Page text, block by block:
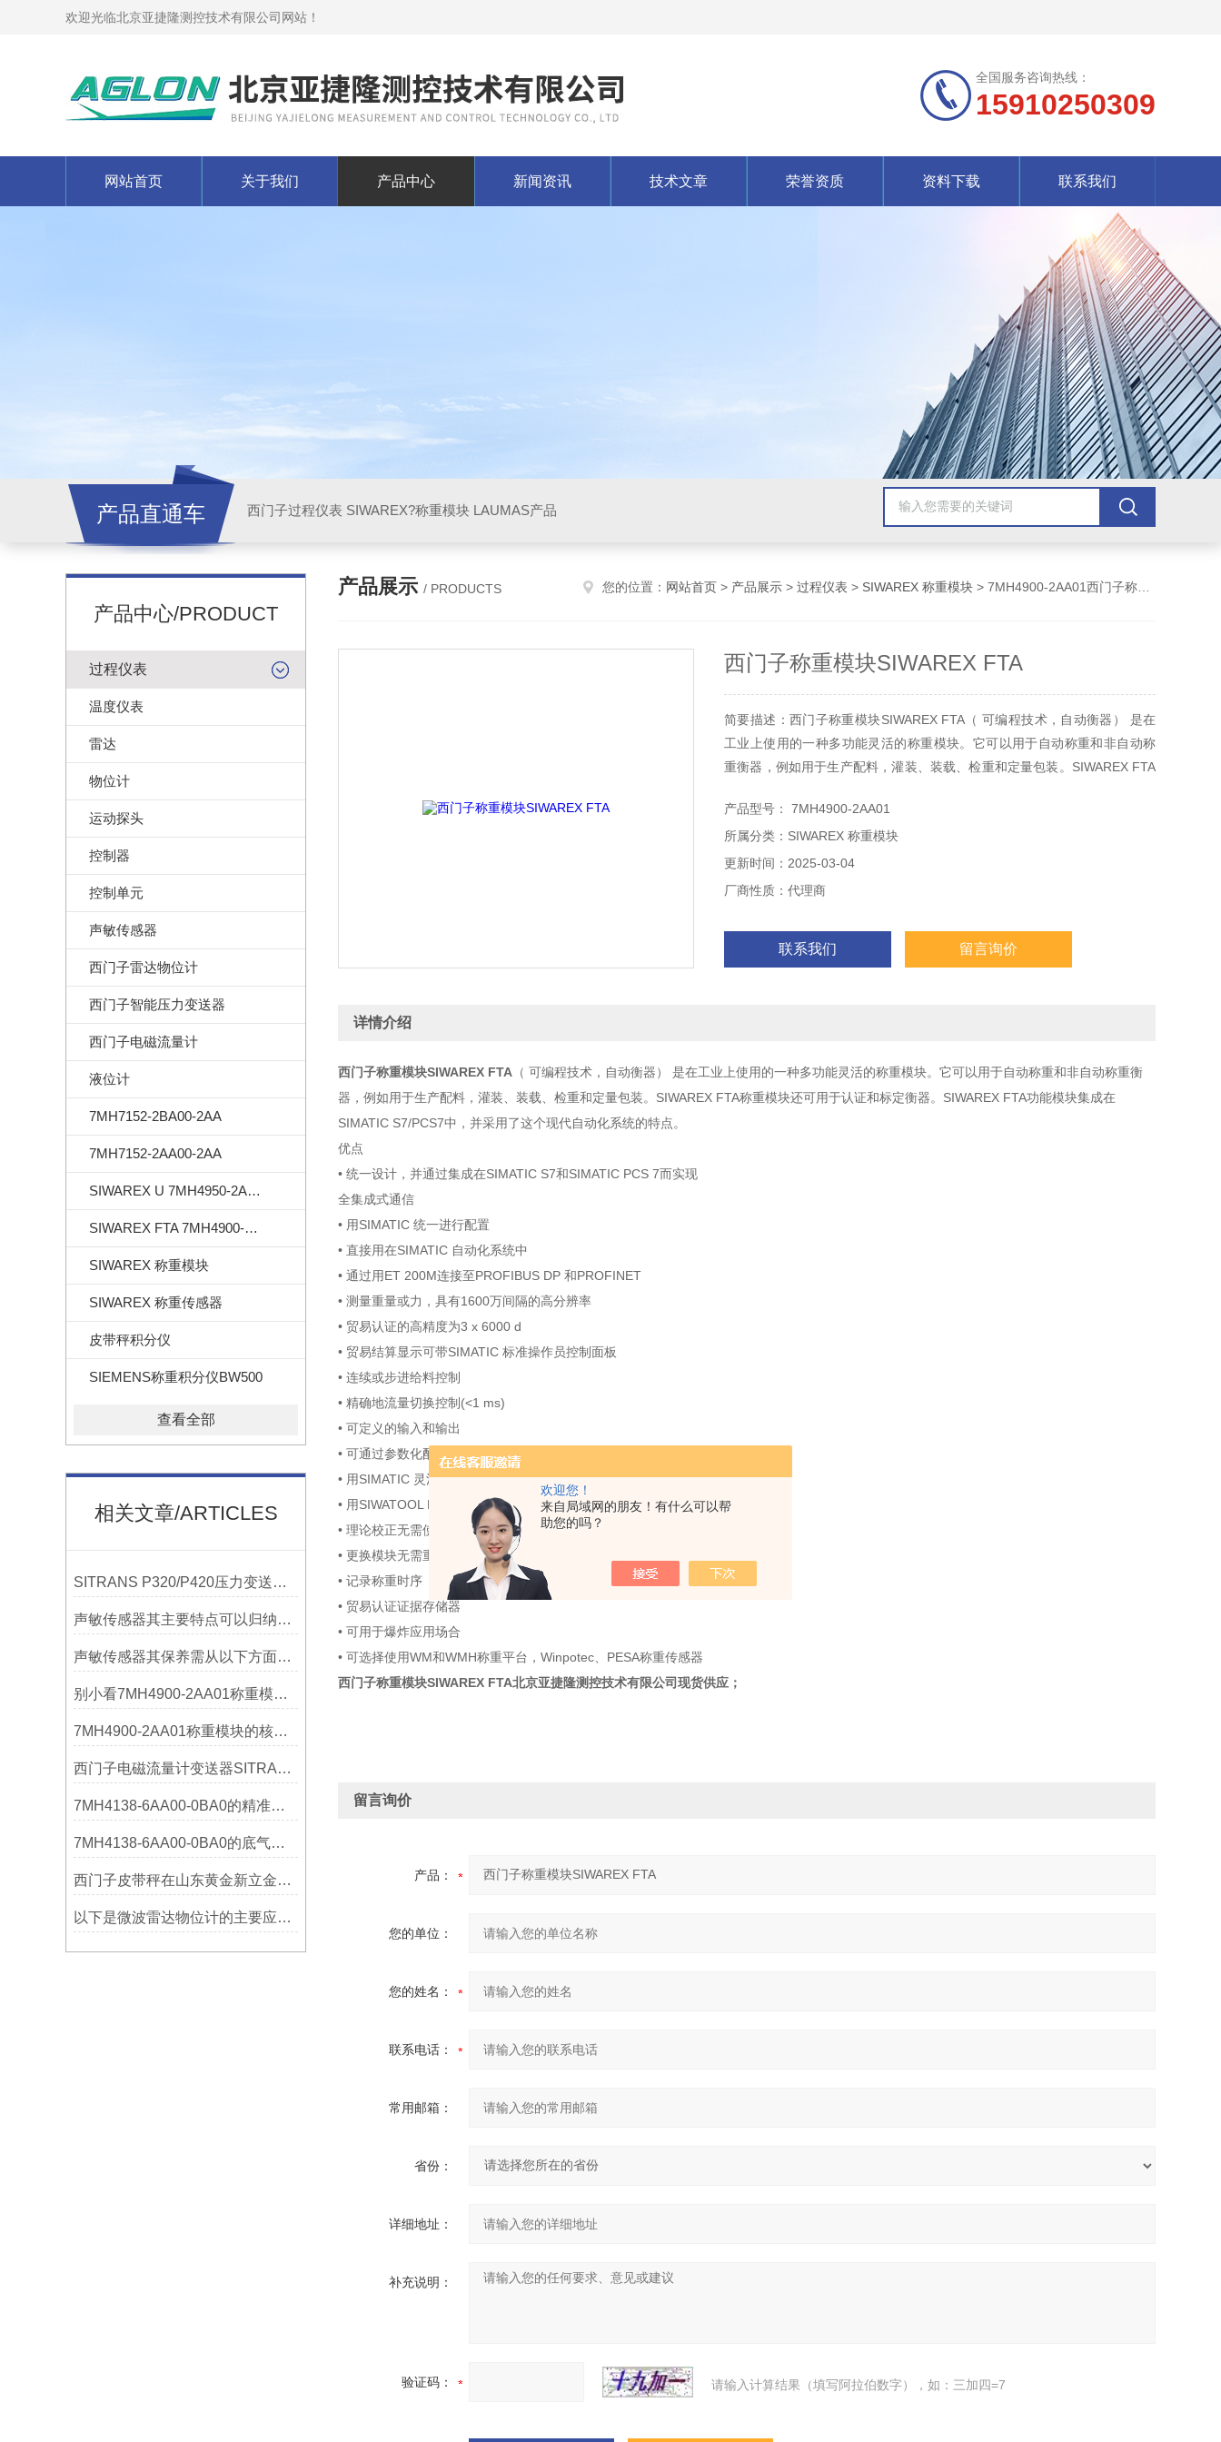
欢迎您！
来自局域网的朋友！有什么可以帮
助您的吗？
欢迎光临北京亚捷隆测控技术有限公司网站！
全国服务咨询热线：
15910250309
网站首页 关于我们 产品中心 新闻资讯 技术文章 荣誉资质 资料下载 联系我们
产品直通车 西门子过程仪表 SIWAREX?称重模块 LAUMAS产品
产品中心/PRODUCT
过程仪表
温度仪表
雷达
物位计
运动探头
控制器
控制单元
声敏传感器
西门子雷达物位计
西门子智能压力变送器
西门子电磁流量计
液位计
7MH7152-2BA00-2AA
7MH7152-2AA00-2AA
SIWAREX U 7MH4950-2AA01
SIWAREX FTA 7MH4900-2AA01
SIWAREX 称重模块
SIWAREX 称重传感器
皮带秤积分仪
SIEMENS称重积分仪BW500
查看全部
相关文章/ARTICLES
SITRANS P320/P420压力变送器概述
声敏传感器其主要特点可以归纳为以下几个核心维度
声敏传感器其保养需从以下方面入手
别小看7MH4900-2AA01称重模块！这些你日常接触的领域，早已离不开它
7MH4900-2AA01称重模块的核心亮点，藏着让效率翻倍的“关键密码”
西门子电磁流量计变送器SITRANS FMT020的功能
7MH4138-6AA00-0BA0的精准从何而来？关键组成部分，藏着答案！
7MH4138-6AA00-0BA0的底气：这些核心功能，让精准称重不再是难题
西门子皮带秤在山东黄金新立金矿的成功应用
以下是微波雷达物位计的主要应用领域及具体场景分析
产品展示 / PRODUCTS 您的位置： 网站首页 > 产品展示 > 过程仪表 > SIWAREX 称重模块 > 7MH4900-2AA01西门子称重模块SIWAREX FTA
西门子称重模块SIWAREX FTA
简要描述：西门子称重模块SIWAREX FTA（ 可编程技术，自动衡器） 是在
工业上使用的一种多功能灵活的称重模块。它可以用于自动称重和非自动称
重衡器，例如用于生产配料，灌装、装载、检重和定量包装。SIWAREX FTA
S7/PCS7中，并采用了这个现代自动化系统的特点。
产品型号： 7MH4900-2AA01
所属分类：SIWAREX 称重模块
更新时间：2025-03-04
厂商性质：代理商
联系我们 留言询价
详情介绍
西门子称重模块SIWAREX FTA （ 可编程技术，自动衡器） 是在工业上使用的一种多功能灵活的称重模块。它可以用于自动称重和非自动称重衡
器，例如用于生产配料，灌装、装载、检重和定量包装。SIWAREX FTA称重模块还可用于认证和标定衡器。SIWAREX FTA功能模块集成在
SIMATIC S7/PCS7中，并采用了这个现代自动化系统的特点。
优点
• 统一设计，并通过集成在SIMATIC S7和SIMATIC PCS 7而实现
全集成式通信
• 用SIMATIC 统一进行配置
• 直接用在SIMATIC 自动化系统中
• 通过用ET 200M连接至PROFIBUS DP 和PROFINET
• 测量重量或力，具有1600万间隔的高分辨率
• 贸易认证的高精度为3 x 6000 d
• 贸易结算显示可带SIMATIC 标准操作员控制面板
• 连续或步进给料控制
• 精确地流量切换控制(<1 ms)
• 可定义的输入和输出
• 可通过参数化配置实现多种称重应用
• 用SIMATIC 灵活适应不同的要求
• 用SIWATOOL FTA程序简单校正秤
• 理论校正无需使用校正砝码
• 更换模块无需重新校正秤
• 记录称重时序
• 贸易认证证据存储器
• 可用于爆炸应用场合
• 可选择使用WM和WMH称重平台，Winpotec、PESA称重传感器
西门子称重模块SIWAREX FTA北京亚捷隆测控技术有限公司现货供应；
留言询价
产品：
您的单位：
您的姓名：
联系电话：
常用邮箱：
省份：
详细地址：
补充说明：
验证码： 请输入计算结果（填写阿拉伯数字），如：三加四=7